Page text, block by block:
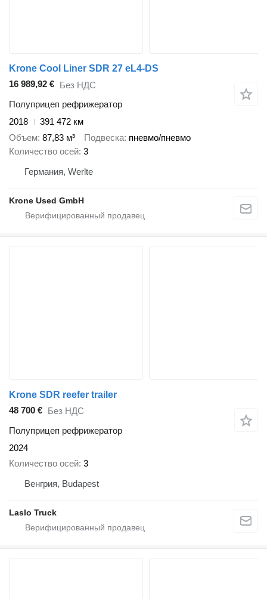
Krone Cool Liner SDR 27 eL4-DS
16 989,92 € Без НДС
Полуприцеп рефрижератор
2018
391 472 км
Объем 87,83 м³ Подвеска пневмо/пневмо
Количество осей 3
Германия, Werlte
Krone Used GmbH
Krone SDR reefer trailer
48 700 € Без НДС
Полуприцеп рефрижератор
2024
Количество осей 3
Венгрия, Budapest
Laslo Truck